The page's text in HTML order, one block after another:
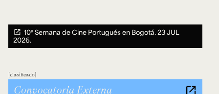
10ª Semana de Cine Portugués en Bogotá.23 JUL
2026.
clasificado
Convocatoria Externa